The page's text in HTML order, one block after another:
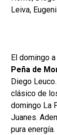
Leiva,
El domingo
Peña de
Diego
clásico de
domingo La
Juanes.
pura